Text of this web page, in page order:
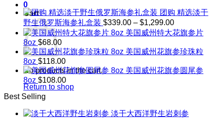
0
Cart
No products in the cart.
Return to shop
团购 精选淡干
野生俄罗斯海参礼盒装 $339.00 – $1,299.00Price
range:
$339.00
through
$1,299.00
美国威州特大花旗参片
8oz $68.00
美国威州花旗参珍珠粒
8oz $118.00
美国威州花旗参圆尾参
8oz $108.00
Best Selling
淡干大西洋野生岩刺参